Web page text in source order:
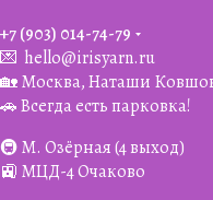
+7 (903) 014-74-79‬
💌 hello@irisyarn.ru
🏡 Москва, Наташи
🚗 Всегда есть парковка!
🚇 М. Озёрная (4 выход)
🚉 МЦД-4 Очаково